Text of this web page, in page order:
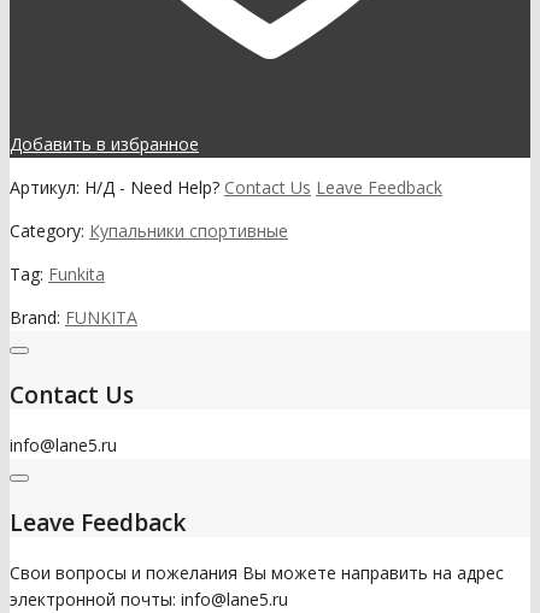
Добавить в избранное
Артикул: Н/Д - Need Help? Contact Us Leave Feedback
Category: Купальники спортивные
Tag: Funkita
Brand: FUNKITA
Contact Us
info@lane5.ru
Leave Feedback
Свои вопросы и пожелания Вы можете направить на адрес
электронной почты: info@lane5.ru